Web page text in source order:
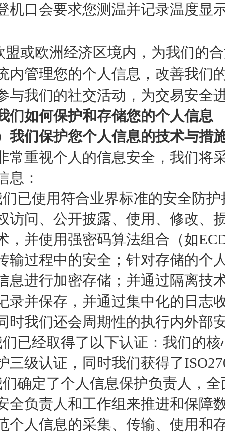
机口会要求您测温并记录温度显
盟或欧洲经济区境内，为我们的
内管理您的个人信息，改善我们
与我们的社交活动，为交易安全
们如何保护和存储您的个人信息
我们保护您个人信息的技术与措
常重视个人的信息安全，我们将
息：
已使用符合业界标准的安全防
访问、公开披露、使用、修改、
，并使用强密码算法组合（如
输过程中的安全；针对存储的个
息进行加密存储；并通过隔离技
录并保存，并通过集中化的日志
时我们还会周期性的执行内外部
已经取得了以下认证：我们的
三级认证，同时我们获得了
确定了个人信息保护负责人，
全负责人和工作组来推进和保障
个人信息的采集、传输、使用和